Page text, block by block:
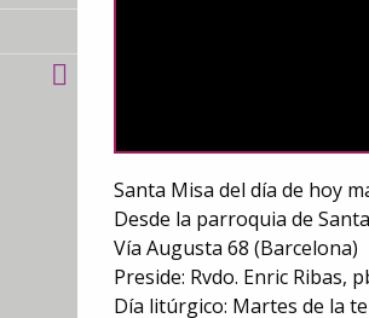
Santa Misa del día de hoy
Desde la parroquia de
Vía Augusta 68 (Barcelona)
Preside: Rvdo. Enric Ribas,
Día litúrgico: Martes de la